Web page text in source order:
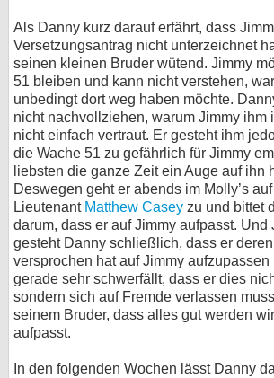
Als Danny kurz darauf erfährt, dass
Versetzungsantrag nicht unterzeichnet
seinen kleinen Bruder wütend. Jimmy
51 bleiben und kann nicht verstehen,
unbedingt dort weg haben möchte.
nicht nachvollziehen, warum Jimmy ihm
nicht einfach vertraut. Er gesteht ihm
die Wache 51 zu gefährlich für Jimmy
liebsten die ganze Zeit ein Auge auf ihn
Deswegen geht er abends im Molly’s
Lieutenant Matthew Casey zu und bittet
darum, dass er auf Jimmy aufpasst. Und
gesteht Danny schließlich, dass er
versprochen hat auf Jimmy aufzupassen
gerade sehr schwerfällt, dass er dies
sondern sich auf Fremde verlassen
seinem Bruder, dass alles gut werden
aufpasst.
In den folgenden Wochen lässt Danny